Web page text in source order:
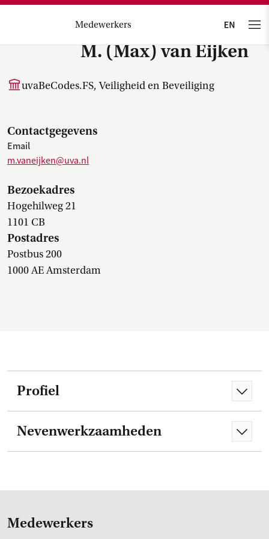
Medewerkers
M. (Max) van Eijken
uvaBeCodes.FS, Veiligheid en Beveiliging
Contactgegevens
Email
m.vaneijken@uva.nl
Bezoekadres
Hogehilweg 21
1101 CB
Postadres
Postbus 200
1000 AE Amsterdam
Profiel
Nevenwerkzaamheden
Medewerkers